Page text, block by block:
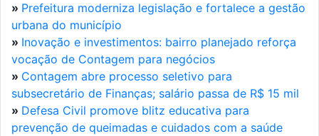
» Prefeitura moderniza legislação e fortalece a gestão
urbana do município
» Inovação e investimentos: bairro planejado reforça
vocação de Contagem para negócios
» Contagem abre processo seletivo para
subsecretário de Finanças; salário passa de R$ 15 mil
» Defesa Civil promove blitz educativa para
prevenção de queimadas e cuidados com a saúde